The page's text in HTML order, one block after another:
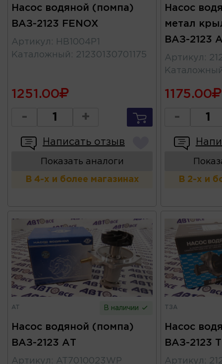
ТЗА
Насос
ВАЗ-2123
Артикул :
Насос водяной (помпа)
ВАЗ-2123 FENOX
Артикул :
HB1004P1
Каталожный : 21230130701175
1251.00
- +
Написать отзыв
Показать аналоги
В 4-х и более магазинах
Насос
метал
ВАЗ-2123
Артикул :
1175.00
-
В 2-х и
AT В наличии
Насос водяной (помпа)
ВАЗ-2123 АТ
Артикул : AT7010023WP